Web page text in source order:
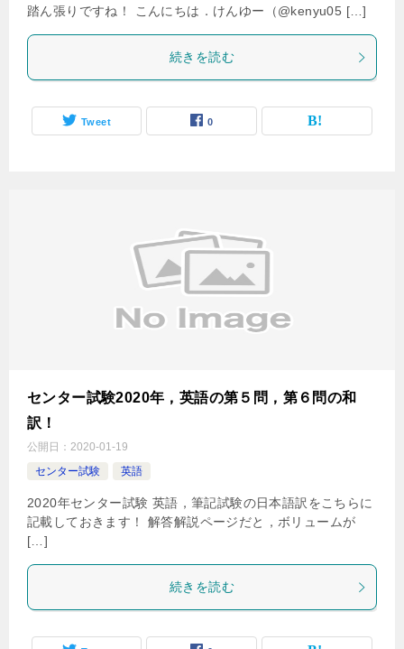
踏ん張りですね！ こんにちは．けんゆー（@kenyu05 […]
続きを読む
Tweet 0
センター試験2020年，英語の第５問，第６問の和
訳！
公開日： 2020-01-19
センター試験
英語
2020年センター試験 英語，筆記試験の日本語訳をこちらに
記載しておきます！ 解答解説ページだと，ボリュームが
[…]
続きを読む